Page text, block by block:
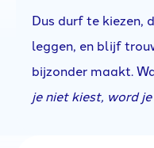
Dus durf te kiezen,
leggen, en blijf
bijzonder maakt.
je niet kiest, word je